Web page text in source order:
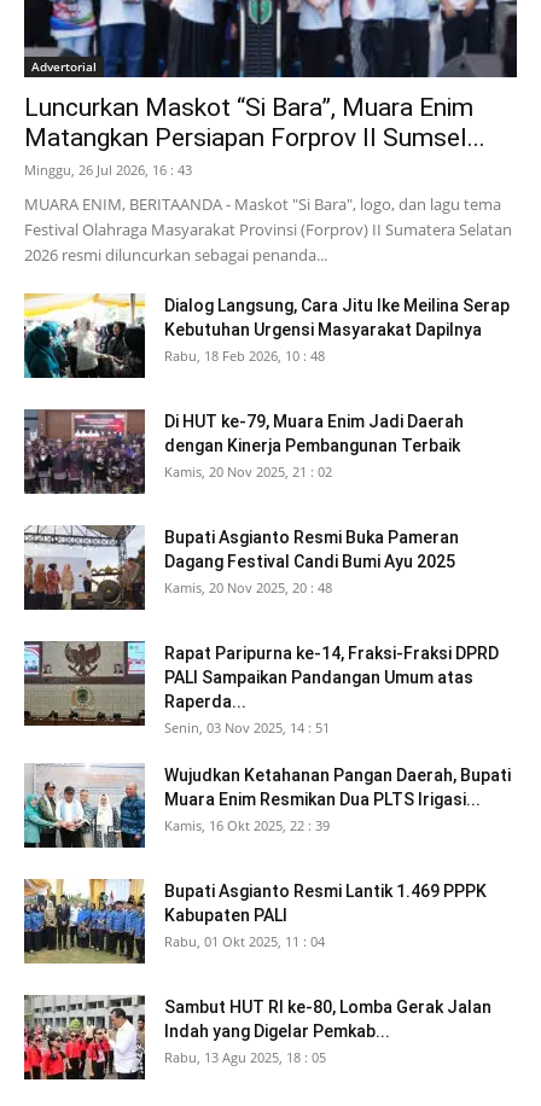
Advertorial
Luncurkan Maskot “Si Bara”, Muara Enim
Matangkan Persiapan Forprov II Sumsel...
Minggu, 26 Jul 2026, 16 : 43
MUARA ENIM, BERITAANDA - Maskot "Si Bara", logo, dan lagu tema
Festival Olahraga Masyarakat Provinsi (Forprov) II Sumatera Selatan
2026 resmi diluncurkan sebagai penanda...
Dialog Langsung, Cara Jitu Ike Meilina Serap
Kebutuhan Urgensi Masyarakat Dapilnya
Rabu, 18 Feb 2026, 10 : 48
Di HUT ke-79, Muara Enim Jadi Daerah
dengan Kinerja Pembangunan Terbaik
Kamis, 20 Nov 2025, 21 : 02
Bupati Asgianto Resmi Buka Pameran
Dagang Festival Candi Bumi Ayu 2025
Kamis, 20 Nov 2025, 20 : 48
Rapat Paripurna ke-14, Fraksi-Fraksi DPRD
PALI Sampaikan Pandangan Umum atas
Raperda...
Senin, 03 Nov 2025, 14 : 51
Wujudkan Ketahanan Pangan Daerah, Bupati
Muara Enim Resmikan Dua PLTS Irigasi...
Kamis, 16 Okt 2025, 22 : 39
Bupati Asgianto Resmi Lantik 1.469 PPPK
Kabupaten PALI
Rabu, 01 Okt 2025, 11 : 04
Sambut HUT RI ke-80, Lomba Gerak Jalan
Indah yang Digelar Pemkab...
Rabu, 13 Agu 2025, 18 : 05